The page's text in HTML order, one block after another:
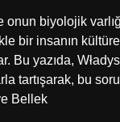
onun biyolojik
bir insanın
Bu yazıda,
tartışarak, bu
Bellek